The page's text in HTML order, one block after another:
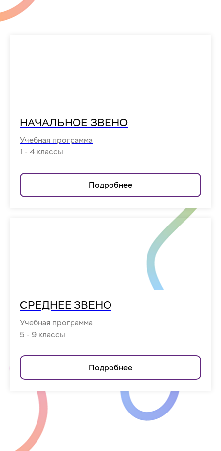
НАЧАЛЬНОЕ ЗВЕНО
Учебная программа
1 - 4 классы
Подробнее
СРЕДНЕЕ ЗВЕНО
Учебная программа
5 - 9 классы
Подробнее